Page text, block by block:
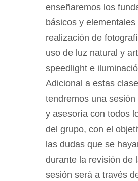
enseñaremos los
básicos y elementales
realización de
uso de luz natural y
speedlight e
Adicional a estas
tendremos una
y asesoría con todos
del grupo, con el
las dudas que se
durante la revisión de
sesión será a través